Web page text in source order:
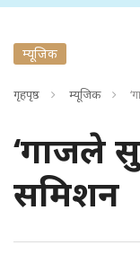
म्यूजिक
गृहपृष्ठ म्यूजिक
‘गाजले
समिशन